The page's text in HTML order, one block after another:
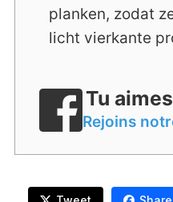
planken, zodat
licht vierkante
Tu
Rejoins